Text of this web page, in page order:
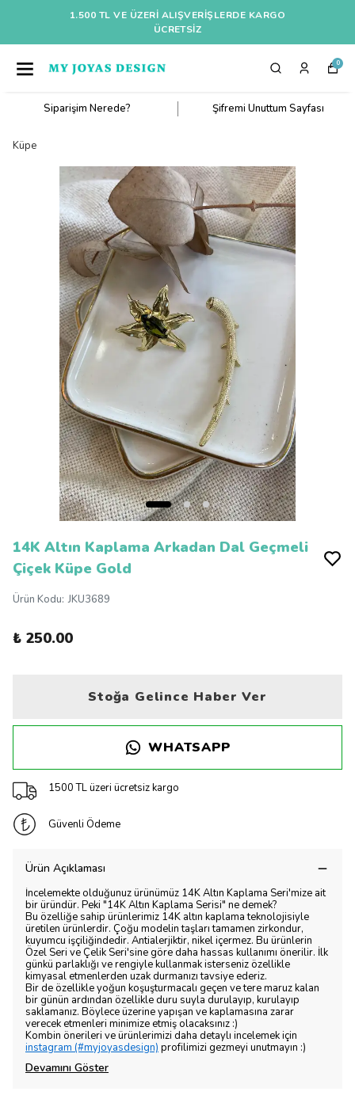
1.500 TL VE ÜZERI ALIŞVERIŞLERDE KARGO
ÜCRETSİZ
0
Siparişim Nerede? Şifremi Unuttum Sayfası
Küpe
14K Altın Kaplama Arkadan Dal Geçmeli
Çiçek Küpe Gold
Ürün Kodu: JKU3689
₺ 250.00
Stoğa Gelince Haber Ver
WHATSAPP
1500 TL üzeri ücretsiz kargo
Güvenli Ödeme
Ürün Açıklaması
İncelemekte olduğunuz ürünümüz 14K Altın Kaplama Seri'mize ait
bir üründür. Peki "14K Altın Kaplama Serisi" ne demek?
Bu özelliğe sahip ürünlerimiz 14K altın kaplama teknolojisiyle
üretilen ürünlerdir. Çoğu modelin taşları tamamen zirkondur,
kuyumcu işçiliğindedir. Antialerjiktir, nikel içermez. Bu ürünlerin
Özel Seri ve Çelik Seri'sine göre daha hassas kullanımı önerilir. İlk
günkü parlaklığı ve rengiyle kullanmak isterseniz özellikle
kimyasal etmenlerden uzak durmanızı tavsiye ederiz.
Bir de özellikle yoğun koşuşturmacalı geçen ve tere maruz kalan
bir günün ardından özellikle duru suyla durulayıp, kurulayıp
saklamanız. Böylece üzerine yapışan ve kaplamasına zarar
verecek etmenleri minimize etmiş olacaksınız :)
Kombin önerileri ve ürünlerimizi daha detaylı incelemek için
instagram (#myjoyasdesign) profilimizi gezmeyi unutmayın :)
Devamını Göster